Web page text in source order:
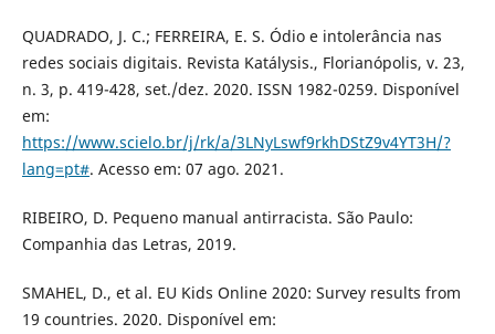
QUADRADO, J. C.; FERREIRA, E. S. Ódio e intolerância nas
redes sociais digitais. Revista Katálysis., Florianópolis, v. 23,
n. 3, p. 419-428, set./dez. 2020. ISSN 1982-0259. Disponível
em:
https://www.scielo.br/j/rk/a/3LNyLswf9rkhDStZ9v4YT3H/?
lang=pt#. Acesso em: 07 ago. 2021.
RIBEIRO, D. Pequeno manual antirracista. São Paulo:
Companhia das Letras, 2019.
SMAHEL, D., et al. EU Kids Online 2020: Survey results from
19 countries. 2020. Disponível em: